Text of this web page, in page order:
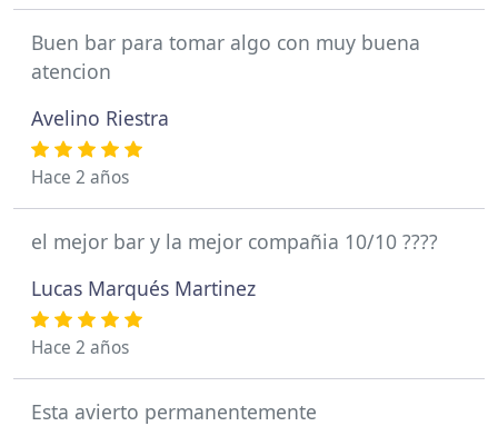
Buen bar para tomar algo con muy buena
atencion
Avelino Riestra
Hace 2 años
el mejor bar y la mejor compañia 10/10 ????
Lucas Marqués Martinez
Hace 2 años
Esta avierto permanentemente